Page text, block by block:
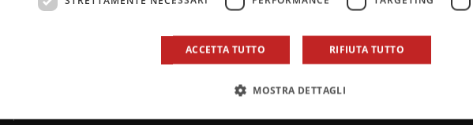
sportive
COMUNICAZIONE
ACCETTA TUTTO RIFIUTA TUTTO
MOSTRA DETTAGLI